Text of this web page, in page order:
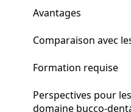
Avantages
Comparaison avec
Formation requise
Perspectives pour
domaine bucco-